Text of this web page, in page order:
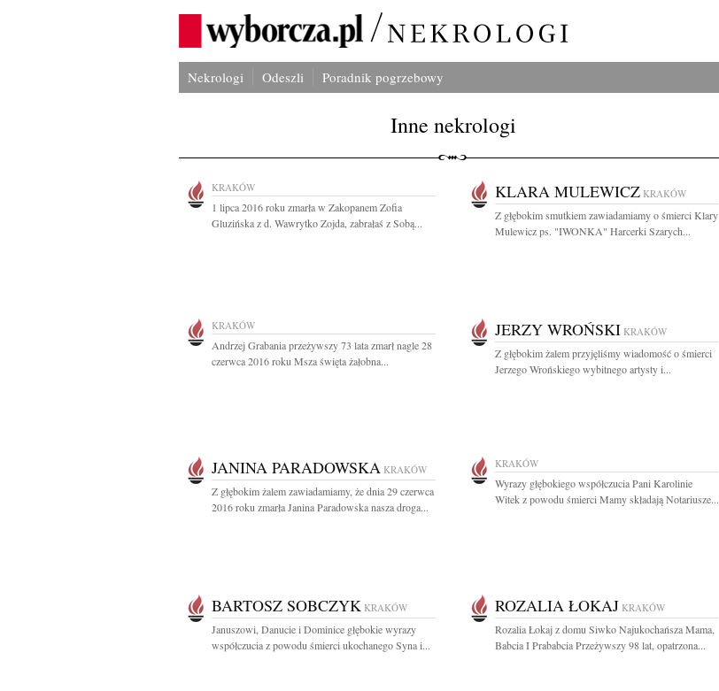
Nekrologi Odeszli Poradnik pogrzebowy
Inne nekrologi
KRAKÓW
1 lipca 2016 roku zmarła w Zakopanem Zofia
Gluzińska z d. Wawrytko Zojda, zabrałaś z Sobą...
KLARA MULEWICZ KRAKÓW
Z głębokim smutkiem zawiadamiamy o śmierci Klary
Mulewicz ps. "IWONKA" Harcerki Szarych...
KRAKÓW
Andrzej Grabania przeżywszy 73 lata zmarł nagle 28
czerwca 2016 roku Msza święta żałobna...
JERZY WROŃSKI KRAKÓW
Z głębokim żalem przyjęliśmy wiadomość o śmierci
Jerzego Wrońskiego wybitnego artysty i...
JANINA PARADOWSKA KRAKÓW
Z głębokim żalem zawiadamiamy, że dnia 29 czerwca
2016 roku zmarła Janina Paradowska nasza droga...
KRAKÓW
Wyrazy głębokiego współczucia Pani Karolinie
Witek z powodu śmierci Mamy składają Notariusze...
BARTOSZ SOBCZYK KRAKÓW
Januszowi, Danucie i Dominice głębokie wyrazy
współczucia z powodu śmierci ukochanego Syna i...
ROZALIA ŁOKAJ KRAKÓW
Rozalia Łokaj z domu Siwko Najukochańsza Mama,
Babcia I Prababcia Przeżywszy 98 lat, opatrzona...